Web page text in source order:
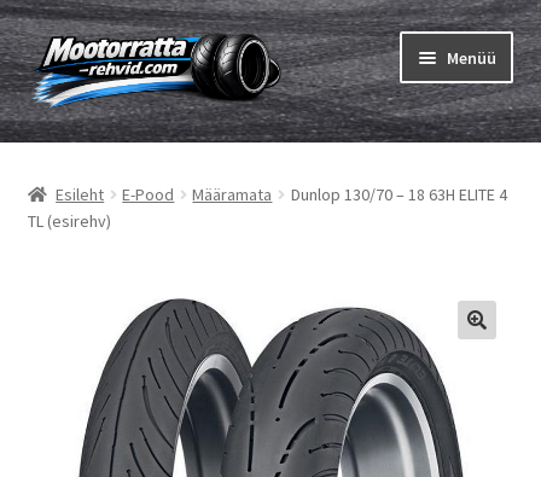
Liigu
navigeerimisele
Liigu
sisu
juurde
Menüü
Rehvid
Ava
Sisekumm
Ava
Rehvid info
Ava
Esileht E-Pood Määramata
Dunlop 130/70 – 18 63H ELITE 4
TL (esirehv)